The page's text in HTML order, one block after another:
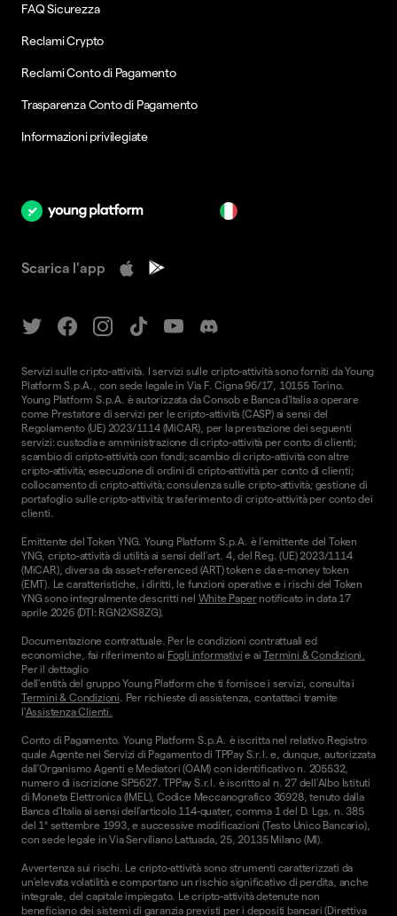
FAQ Sicurezza
Reclami Crypto
Reclami Conto di Pagamento
Trasparenza Conto di Pagamento
Informazioni privilegiate
Scarica l'app
Servizi sulle cripto-attività. I servizi sulle cripto-attività sono forniti da Young
Platform S.p.A., con sede legale in Via F. Cigna 96/17, 10155 Torino.
Young Platform S.p.A. è autorizzata da Consob e Banca d'Italia a operare
come Prestatore di servizi per le cripto-attività (CASP) ai sensi del
Regolamento (UE) 2023/1114 (MiCAR), per la prestazione dei seguenti
servizi: custodia e amministrazione di cripto-attività per conto di clienti;
scambio di cripto-attività con fondi; scambio di cripto-attività con altre
cripto-attività; esecuzione di ordini di cripto-attività per conto di clienti;
collocamento di cripto-attività; consulenza sulle cripto-attività; gestione di
portafoglio sulle cripto-attività; trasferimento di cripto-attività per conto dei
clienti.
Emittente del Token YNG. Young Platform S.p.A. è l'emittente del Token
YNG, cripto-attività di utilità ai sensi dell'art. 4, del Reg. (UE) 2023/1114
(MiCAR), diversa da asset-referenced (ART) token e da e-money token
(EMT). Le caratteristiche, i diritti, le funzioni operative e i rischi del Token
YNG sono integralmente descritti nel White Papernotificato in data 17
aprile 2026 (DTI: RGN2XS8ZG).
Documentazione contrattuale. Per le condizioni contrattuali ed
economiche, fai riferimento ai Fogli informativi e aiTermini & Condizioni.
Per il dettaglio
dell'entità del gruppo Young Platform che ti fornisce i servizi, consulta i
Termini & Condizioni. Per richieste di assistenza, contattaci tramite
l'Assistenza Clienti.
Conto di Pagamento. Young Platform S.p.A. è iscritta nel relativo Registro
quale Agente nei Servizi di Pagamento di TPPay S.r.l. e, dunque, autorizzata
dall’Organismo Agenti e Mediatori (OAM) con identificativo n. 205532,
numero di iscrizione SP5627. TPPay S.r.l. è iscritto al n. 27 dell’Albo Istituti
di Moneta Elettronica (IMEL), Codice Meccanografico 36928, tenuto dalla
Banca d’Italia ai sensi dell’articolo 114-quater, comma 1 del D. Lgs. n. 385
del 1° settembre 1993, e successive modificazioni (Testo Unico Bancario),
con sede legale in Via Serviliano Lattuada, 25, 20135 Milano (MI).
Avvertenza sui rischi. Le cripto-attività sono strumenti caratterizzati da
un'elevata volatilità e comportano un rischio significativo di perdita, anche
integrale, del capitale impiegato. Le cripto-attività detenute non
beneficiano dei sistemi di garanzia previsti per i depositi bancari (Direttiva